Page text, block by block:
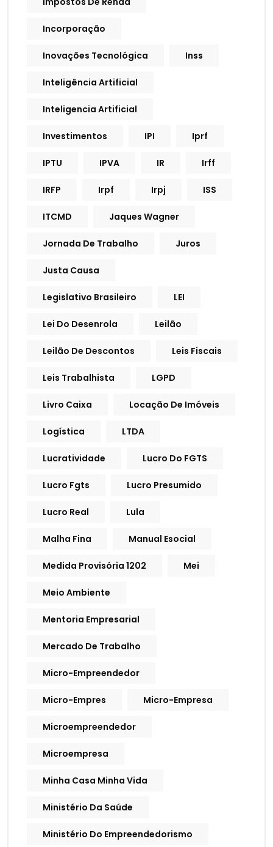
Incorporação
Inovações Tecnológica Inss
Inteligência Artificial
Inteligencia Artificial
Investimentos IPI Iprf
IPTU IPVA IR Irff
IRFP Irpf Irpj ISS
ITCMD Jaques Wagner
Jornada De Trabalho Juros
Justa Causa
Legislativo Brasileiro LEI
Lei Do Desenrola Leilão
Leilão De Descontos Leis Fiscais
Leis Trabalhista LGPD
Livro Caixa Locação De Imóveis
Logística LTDA
Lucratividade Lucro Do FGTS
Lucro Fgts Lucro Presumido
Lucro Real Lula
Malha Fina Manual Esocial
Medida Provisória 1202 Mei
Meio Ambiente
Mentoria Empresarial
Mercado De Trabalho
Micro-Empreendedor
Micro-Empres Micro-Empresa
Microempreendedor
Microempresa
Minha Casa Minha Vida
Ministério Da Saúde
Ministério Do Empreendedorismo